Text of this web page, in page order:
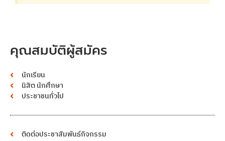
คุณสมบัติผู้สมัคร
นักเรียน
นิสิต นักศึกษา
ประชาชนทั่วไป
ติดต่อประชาสัมพันธ์กิจกรรม